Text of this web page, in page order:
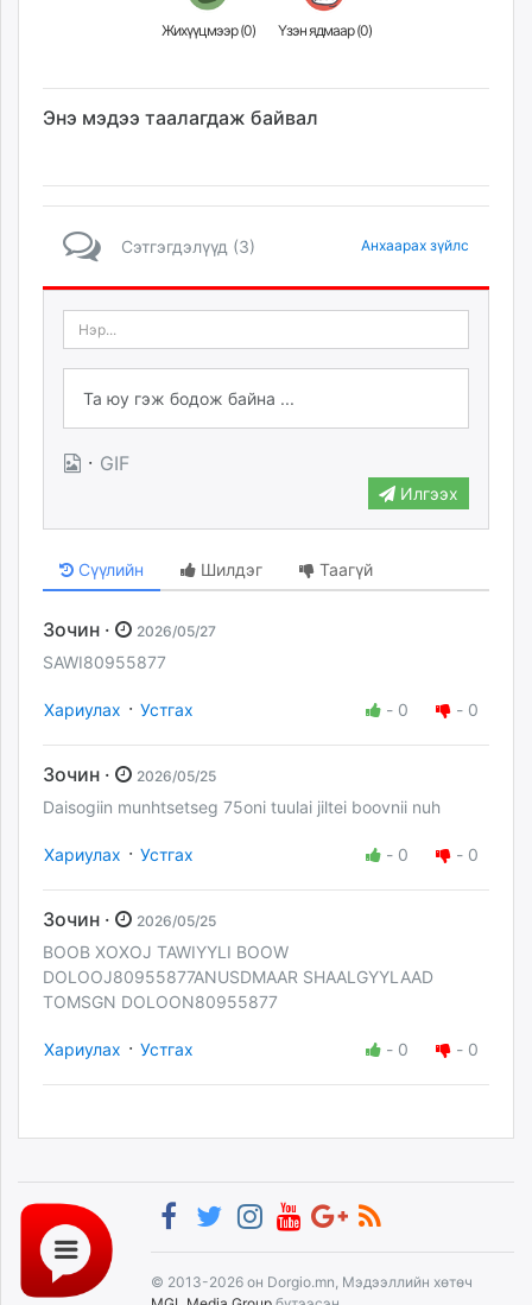
Жихүүцмээр (0) Үзэн ядмаар (0)
Энэ мэдээ таалагдаж байвал
Сэтгэгдэлүүд (3) Анхаарах зүйлс
· GIF
Илгээх
Сүүлийн Шилдэг Таагүй
Зочин · 2026/05/27
SAWI80955877
Хариулах · Устгах - 0 - 0
Зочин · 2026/05/25
Daisogiin munhtsetseg 75oni tuulai jiltei boovnii nuh
Хариулах · Устгах - 0 - 0
Зочин · 2026/05/25
BOOB XOXOJ TAWIYYLI BOOW
DOLOOJ80955877ANUSDMAAR SHAALGYYLAAD
TOMSGN DOLOON80955877
Хариулах · Устгах - 0 - 0
© 2013-2026 он Dorgio.mn, Мэдээллийн хөтөч